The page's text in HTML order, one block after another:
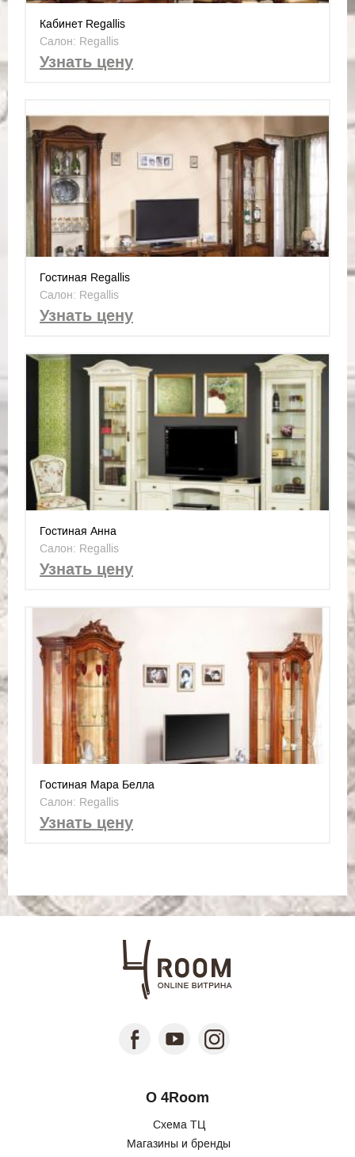
Кабинет Regallis
Салон: Regallis
Узнать цену
Гостиная Regallis
Салон: Regallis
Узнать цену
Гостиная Анна
Салон: Regallis
Узнать цену
Гостиная Мара Белла
Салон: Regallis
Узнать цену
О 4Room
Схема ТЦ
Магазины и бренды